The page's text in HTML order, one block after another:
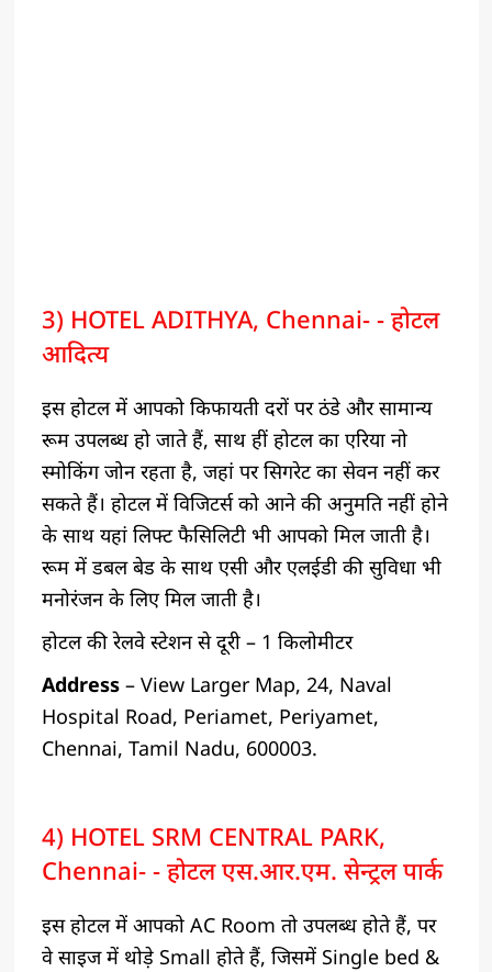
3) HOTEL ADITHYA, Chennai- - होटल
आदित्य
इस होटल में आपको किफायती दरों पर ठंडे और सामान्य
रूम उपलब्ध हो जाते हैं, साथ हीं होटल का एरिया नो
स्मोकिंग जोन रहता है, जहां पर सिगरेट का सेवन नहीं कर
सकते हैं। होटल में विजिटर्स को आने की अनुमति नहीं होने
के साथ यहां लिफ्ट फैसिलिटी भी आपको मिल जाती है।
रूम में डबल बेड के साथ एसी और एलईडी की सुविधा भी
मनोरंजन के लिए मिल जाती है।
होटल की रेलवे स्टेशन से दूरी – 1 किलोमीटर
Address– View Larger Map, 24, Naval
Hospital Road, Periamet, Periyamet,
Chennai, Tamil Nadu, 600003.
4) HOTEL SRM CENTRAL PARK,
Chennai- - होटल एस.आर.एम. सेन्ट्रल पार्क
इस होटल में आपको AC Room तो उपलब्ध होते हैं, पर
वे साइज में थोड़े Small होते हैं, जिसमें Single bed &